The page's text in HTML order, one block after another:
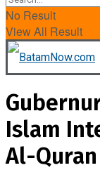
No Result
View All Result
Islam
Al-Quran